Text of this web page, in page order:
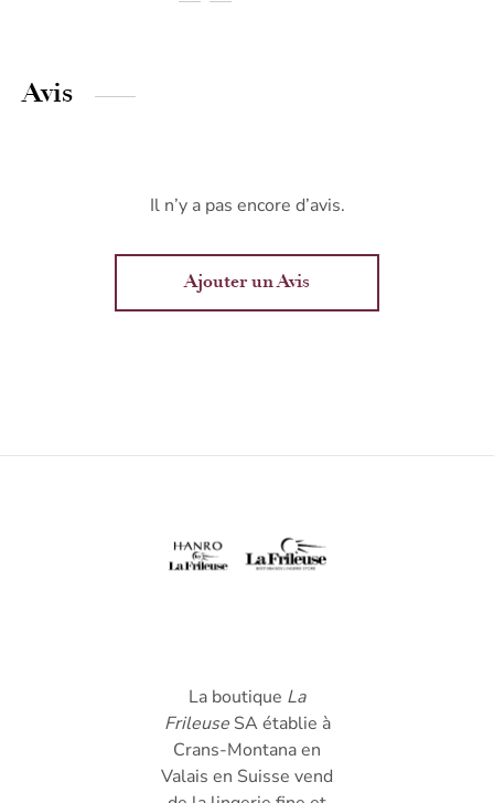
Avis
Il n’y a pas encore d’avis.
Ajouter un Avis
La boutique La
FrileuseSA établie à
Crans-Montana en
Valais en Suisse vend